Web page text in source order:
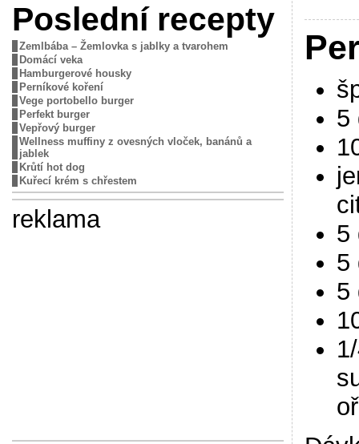
Poslední recepty
Zemlbába – Žemlovka s jablky a tvarohem
Domácí veka
Hamburgerové housky
Perníkové koření
Vege portobello burger
Perfekt burger
Vepřový burger
Wellness muffiny z ovesných vloček, banánů a
jablek
Krůtí hot dog
Kuřecí krém s chřestem
reklama
5
5
5
5